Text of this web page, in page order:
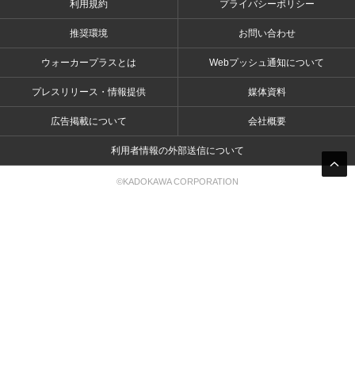
利用規約 プライバシーポリシー
推奨環境 お問い合わせ
ウォーカープラスとは Webプッシュ通知について
プレスリリース・情報提供 媒体資料
広告掲載について 会社概要
利用者情報の外部送信について
©KADOKAWA CORPORATION